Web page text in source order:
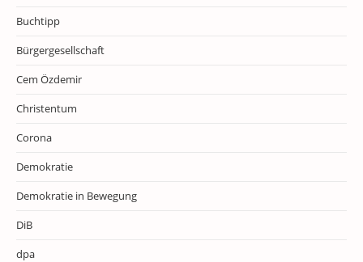
Buchtipp
Bürgergesellschaft
Cem Özdemir
Christentum
Corona
Demokratie
Demokratie in Bewegung
DiB
dpa